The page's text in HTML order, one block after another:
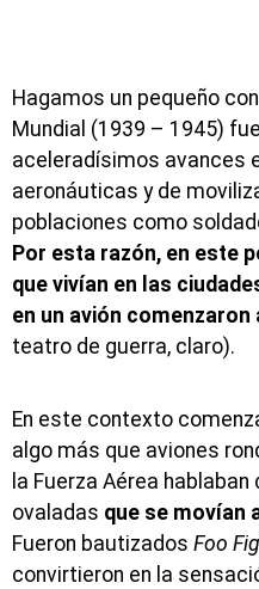
Hagamos un pequeño
Mundial (1939 – 1945)
aceleradísimos avances
aeronáuticas y de
poblaciones como
Por esta razón, en este
que vivían en las
en un avión
teatro de guerra, claro).
En este contexto
algo más que aviones
la Fuerza Aérea
ovaladas que se movían
Fueron bautizados Foo
convirtieron en la